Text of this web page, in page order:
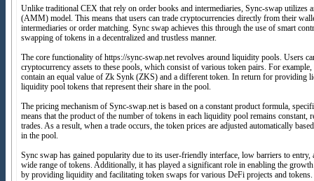
Unlike traditional CEX that rely on order books and intermediaries, Sync-swap utilizes
(AMM) model. This means that users can trade cryptocurrencies directly from their
intermediaries or order matching. Sync swap achieves this through the use of smart
swapping of tokens in a decentralized and trustless manner.
The core functionality of https://sync-swap.net revolves around liquidity pools. Users
cryptocurrency assets to these pools, which consist of various token pairs. For
contain an equal value of Zk Synk (ZKS) and a different token. In return for providing
liquidity pool tokens that represent their share in the pool.
The pricing mechanism of Sync-swap.net is based on a constant product formula,
means that the product of the number of tokens in each liquidity pool remains constant,
trades. As a result, when a trade occurs, the token prices are adjusted automatically
in the pool.
Sync swap has gained popularity due to its user-friendly interface, low barriers to entry,
wide range of tokens. Additionally, it has played a significant role in enabling the
by providing liquidity and facilitating token swaps for various DeFi projects and tokens.